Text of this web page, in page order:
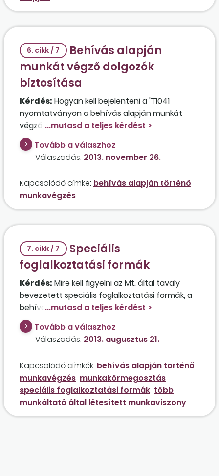
jogosultsága miatt, illetve azért is, mert
rövidesen jogosulttá válhat a nők
6. cikk / 7
Behívás alapján
munkát végző dolgozók
biztosítása
Kérdés: Hogyan kell bejelenteni a 'T1041
nyomtatványon a behívás alapján munkát
végző dolgozókat? Folyamatosan fennáll a
biztosításuk, vagy csak akkor biztosítottak,
amikor ténylegesen munkát végeznek?
Tovább a válaszhoz
Válaszadás: 2013. november 26.
Kapcsolódó címke: behívás alapján történő
munkavégzés
7. cikk / 7
Speciális
foglalkoztatási formák
Kérdés: Mire kell figyelni az Mt. által tavaly
bevezetett speciális foglalkoztatási formák, a
behívás alapján történő munkavégzés, a
munkakörmegosztás és a több munkáltató
által létesített munkaviszony alkalmazása
során?
Tovább a válaszhoz
Válaszadás: 2013. augusztus 21.
Kapcsolódó címkék: behívás alapján történő
munkavégzés munkakörmegosztás
speciális foglalkoztatási formák több
munkáltató által létesített munkaviszony